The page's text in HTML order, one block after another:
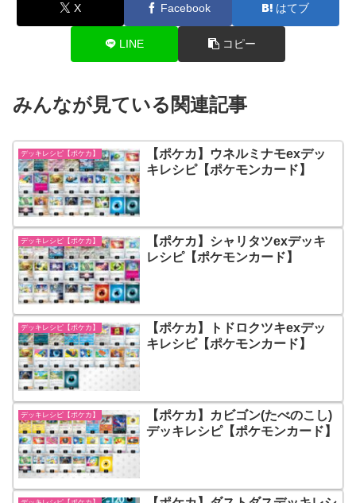
X Facebook はてブ
LINE コピー
みんなが見ている関連記事
デッキレシピ【ポケカ】
【ポケカ】ウネルミナモexデッ
キレシピ【ポケモンカード】
デッキレシピ【ポケカ】
【ポケカ】シャリタツexデッキ
レシピ【ポケモンカード】
デッキレシピ【ポケカ】
【ポケカ】トドロクツキexデッ
キレシピ【ポケモンカード】
デッキレシピ【ポケカ】
【ポケカ】カビゴン(たべのこし)
デッキレシピ【ポケモンカード】